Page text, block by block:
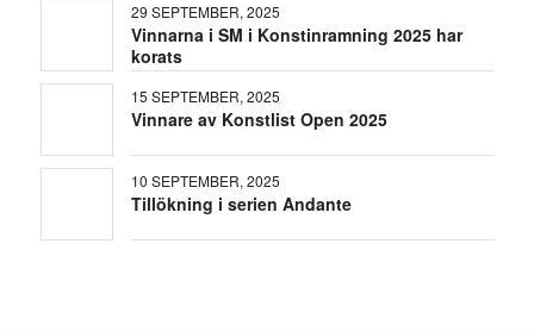
29 SEPTEMBER, 2025
Vinnarna i SM i Konstinramning 2025 har
korats
15 SEPTEMBER, 2025
Vinnare av Konstlist Open 2025
10 SEPTEMBER, 2025
Tillökning i serien Andante